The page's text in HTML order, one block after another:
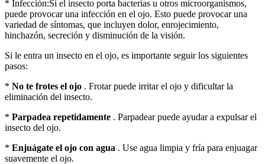
* Infección:Si el insecto porta bacterias u otros microorganismos,
puede provocar una infección en el ojo. Esto puede provocar una
variedad de síntomas, que incluyen dolor, enrojecimiento,
hinchazón, secreción y disminución de la visión.
Si le entra un insecto en el ojo, es importante seguir los siguientes
pasos:
* No te frotes el ojo . Frotar puede irritar el ojo y dificultar la
eliminación del insecto.
* Parpadea repetidamente . Parpadear puede ayudar a expulsar el
insecto del ojo.
* Enjuágate el ojo con agua . Use agua limpia y fría para enjuagar
suavemente el ojo.